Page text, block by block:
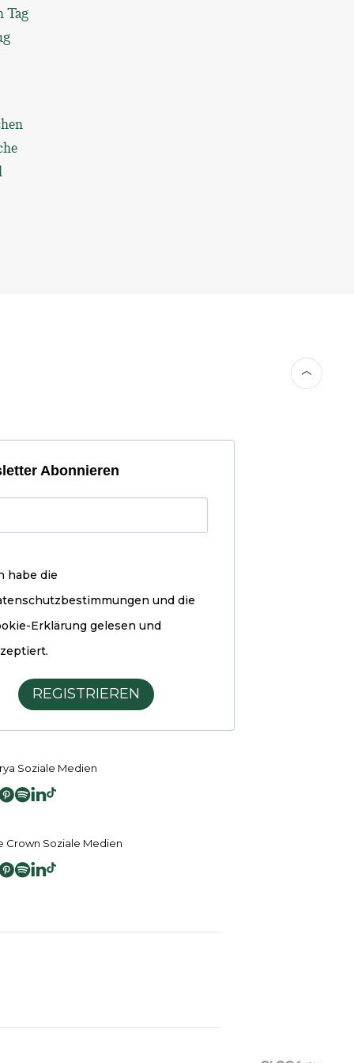
Tag
Abonnieren
habe die
und die
Erklärung gelesen und
REGISTRIEREN
Soziale Medien
Crown Soziale Medien